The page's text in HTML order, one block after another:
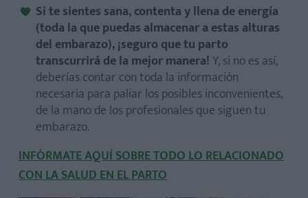
Si te sientes sana, contenta y llena de energía
(toda la que puedas almacenar a estas alturas
del embarazo), ¡seguro que tu parto
transcurrirá de la mejor manera!Y, si no es así,
deberías contar con toda la información
necesaria para paliar los posibles inconvenientes,
de la mano de los profesionales que siguen tu
embarazo.
INFÓRMATE AQUÍ SOBRE TODO LO RELACIONADO
CON LA SALUD EN EL PARTO